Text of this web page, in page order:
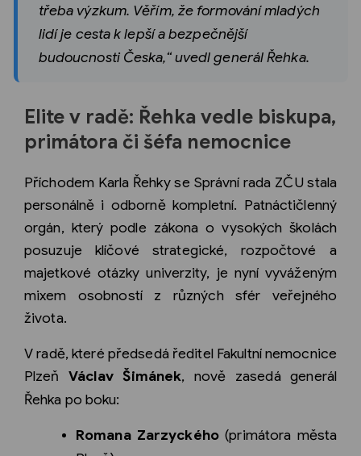
třeba výzkum. Věřím, že formování mladých
lidí je cesta k lepší a bezpečnější
budoucnosti Česka,“ uvedl generál Řehka.
Elite v radě: Řehka vedle biskupa,
primátora či šéfa nemocnice
Příchodem Karla Řehky se Správní rada ZČU stala
personálně i odborně kompletní. Patnáctičlenný
orgán, který podle zákona o vysokých školách
posuzuje klíčové strategické, rozpočtové a
majetkové otázky univerzity, je nyní vyváženým
mixem osobností z různých sfér veřejného
života.
V radě, které předsedá ředitel Fakultní nemocnice
PlzeňVáclav Šimánek, nově zasedá generál
Řehka po boku:
Romana Zarzyckého(primátora města